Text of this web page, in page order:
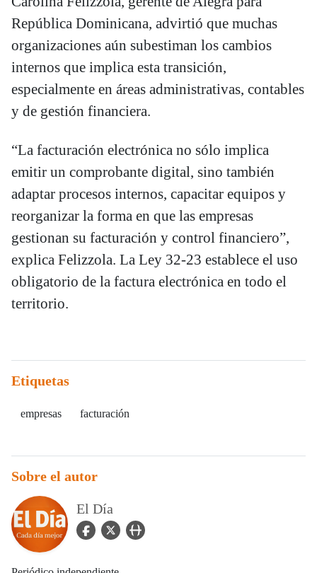
República Dominicana, advirtió que muchas
organizaciones aún subestiman los cambios
internos que implica esta transición,
especialmente en áreas administrativas, contables
y de gestión financiera.
“La facturación electrónica no sólo implica
emitir un comprobante digital, sino también
adaptar procesos internos, capacitar equipos y
reorganizar la forma en que las empresas
gestionan su facturación y control financiero”,
explica Felizzola. La Ley 32-23 establece el uso
obligatorio de la factura electrónica en todo el
territorio.
Etiquetas
empresas facturación
Sobre el autor
El Día
facebook Icon
twitter Iconuser_url Icon